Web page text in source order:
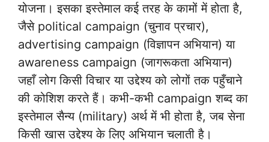
योजना। इसका इस्तेमाल कई तरह के कामों में होता है,
जैसे political campaign (चुनाव प्रचार),
advertising campaign (विज्ञापन अभियान) या
awareness campaign (जागरूकता अभियान)
जहाँ लोग किसी विचार या उद्देश्य को लोगों तक पहुँचाने
की कोशिश करते हैं। कभी-कभी campaign शब्द का
इस्तेमाल सैन्य (military) अर्थ में भी होता है, जब सेना
किसी खास उद्देश्य के लिए अभियान चलाती है।